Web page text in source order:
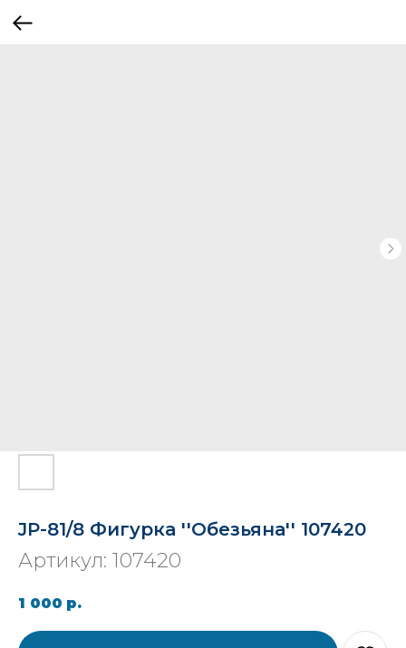
JP-81/8 Фигурка ''Обезьяна'' 107420
Артикул: 107420
1 000 р.